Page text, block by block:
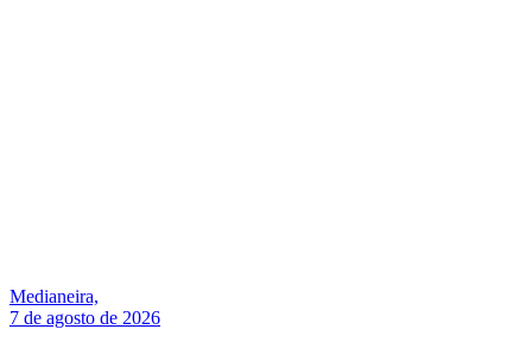
Medianeira,
7 de agosto de 2026